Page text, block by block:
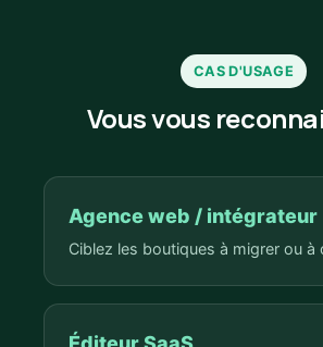
CAS D'USAGE
Vous vous
Agence web / intégrateur
Ciblez les boutiques à migrer ou à